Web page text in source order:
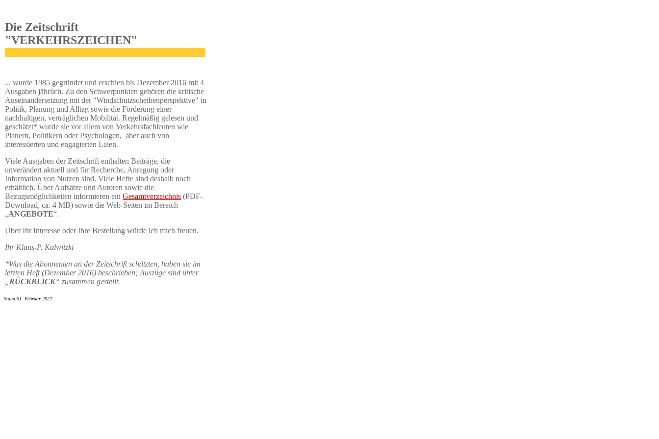
Die Zeitschrift
"VERKEHRSZEICHEN"
... wurde 1985 gegründet und erschien bis Dezember 2016 mit 4
Ausgaben jährlich. Zu den Schwerpunkten gehören die kritische
Auseinandersetzung mit der "Windschutzscheibenperspektive" in
Politik, Planung und Alltag sowie die Förderung einer
nachhaltigen, verträglichen Mobilität. Regelmäßig gelesen und
geschätzt* wurde sie vor allem von Verkehrsfachleuten wie
Planern, Politikern oder Psychologen, aber auch von
interessierten und engagierten Laien.
Viele Ausgaben der Zeitschrift enthalten Beiträge, die
unverändert aktuell und für Recherche, Anregung oder
Information von Nutzen sind. Viele Hefte sind deshalb noch
erhältlich. Über Aufsätze und Autoren sowie die
Bezugsmöglichkeiten informieren ein Gesamtverzeichnis (PDF-
Download, ca. 4 MB) sowie die Web-Seiten im Bereich
„ANGEBOTE“.
Über Ihr Interesse oder Ihre Bestellung würde ich mich freuen.
Ihr Klaus-P. Kalwitzki
*Was die Abonnenten an der Zeitschrift schätzten, haben sie im
letzten Heft (Dezember 2016) beschrieben; Auszüge sind unter
RÜCKBLICK“ zusammen gestellt.
Stand 01. Februar 2022